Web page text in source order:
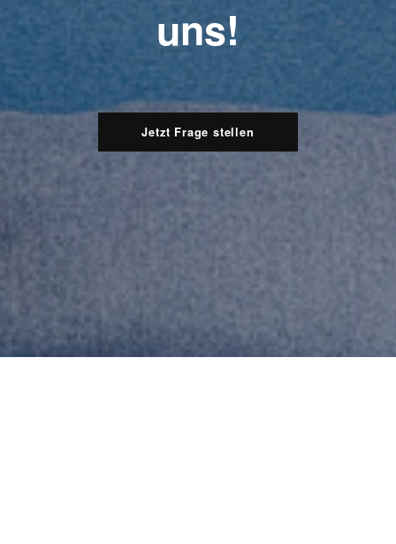
uns!
Jetzt Frage stellen